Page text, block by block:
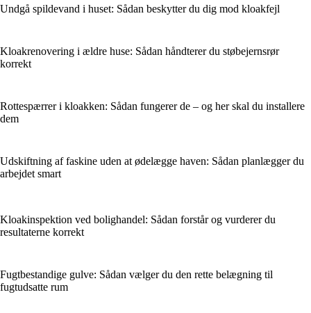
Undgå spildevand i huset: Sådan beskytter du dig mod kloakfejl
Kloakrenovering i ældre huse: Sådan håndterer du støbejernsrør
korrekt
Rottespærrer i kloakken: Sådan fungerer de – og her skal du installere
dem
Udskiftning af faskine uden at ødelægge haven: Sådan planlægger du
arbejdet smart
Kloakinspektion ved bolighandel: Sådan forstår og vurderer du
resultaterne korrekt
Fugtbestandige gulve: Sådan vælger du den rette belægning til
fugtudsatte rum